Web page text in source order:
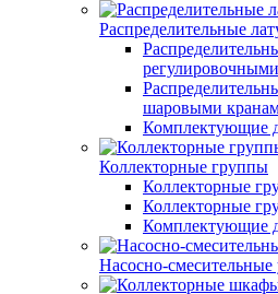
Распределительные
шаровыми
Комплектующие
Коллекторные группы
Коллекторные
Коллекторные
Комплектующие
Насосно-смесительные